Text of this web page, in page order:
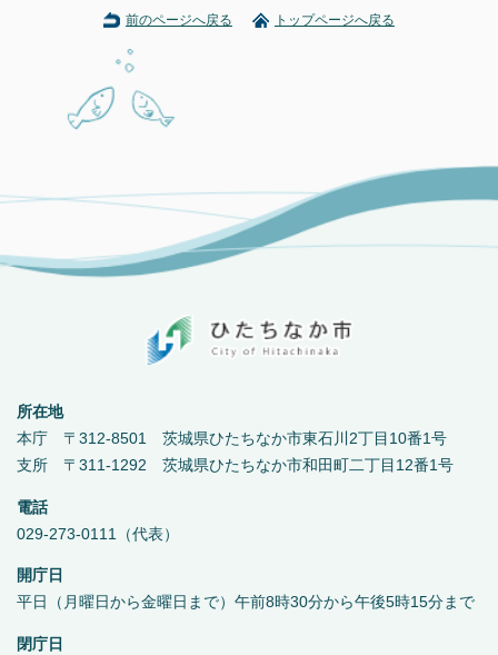
前のページへ戻る トップページへ戻る
所在地
本庁 〒312-8501 茨城県ひたちなか市東石川2丁目10番1号
支所 〒311-1292 茨城県ひたちなか市和田町二丁目12番1号
電話
029-273-0111（代表）
開庁日
平日（月曜日から金曜日まで）午前8時30分から午後5時15分まで
閉庁日